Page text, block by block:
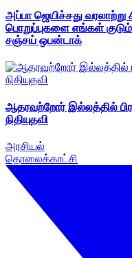
அப்பா ஜெயிச்சது வரலாற்று
பொறுப்புகளை எங்கள்
சஞ்சய் ஒபன்டாக்
ஆதரவற்றோர் இல்லத்தில்
நிதியுதவி
அரசியல்
தொலைக்காட்சி